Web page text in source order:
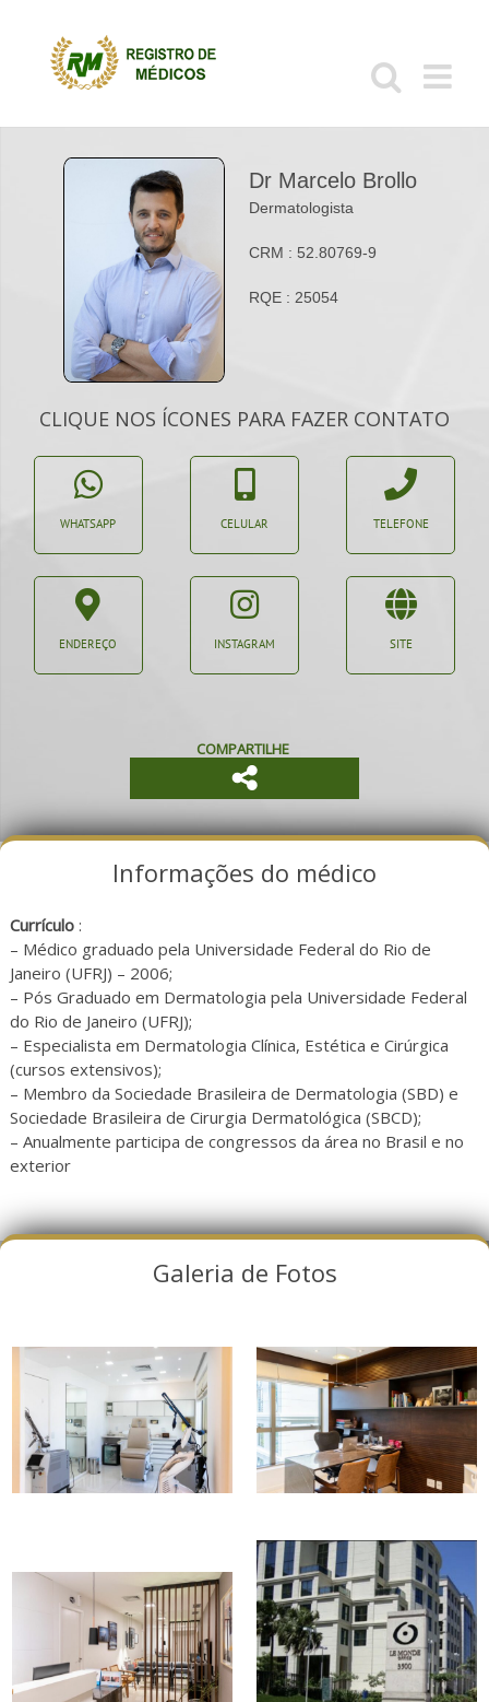
conteúdo
Dr Marcelo Brollo
Dermatologista
CRM : 52.80769-9
RQE : 25054
CLIQUE NOS ÍCONES PARA FAZER CONTATO
WHATSAPP CELULAR TELEFONE
ENDEREÇO INSTAGRAM SITE
COMPARTILHE
Informações do médico
Currículo:
– Médico graduado pela Universidade Federal do Rio de
Janeiro (UFRJ) – 2006;
– Pós Graduado em Dermatologia pela Universidade Federal
do Rio de Janeiro (UFRJ);
– Especialista em Dermatologia Clínica, Estética e Cirúrgica
(cursos extensivos);
– Membro da Sociedade Brasileira de Dermatologia (SBD) e
Sociedade Brasileira de Cirurgia Dermatológica (SBCD);
– Anualmente participa de congressos da área no Brasil e no
exterior
Galeria de Fotos